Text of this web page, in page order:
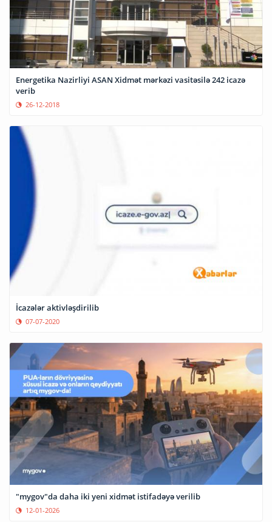
Energetika Nazirliyi ASAN Xidmət mərkəzi vasitəsilə 242 icazə
verib
26-12-2018
İcazələr aktivləşdirilib
07-07-2020
"mygov"da daha iki yeni xidmət istifadəyə verilib
12-01-2026